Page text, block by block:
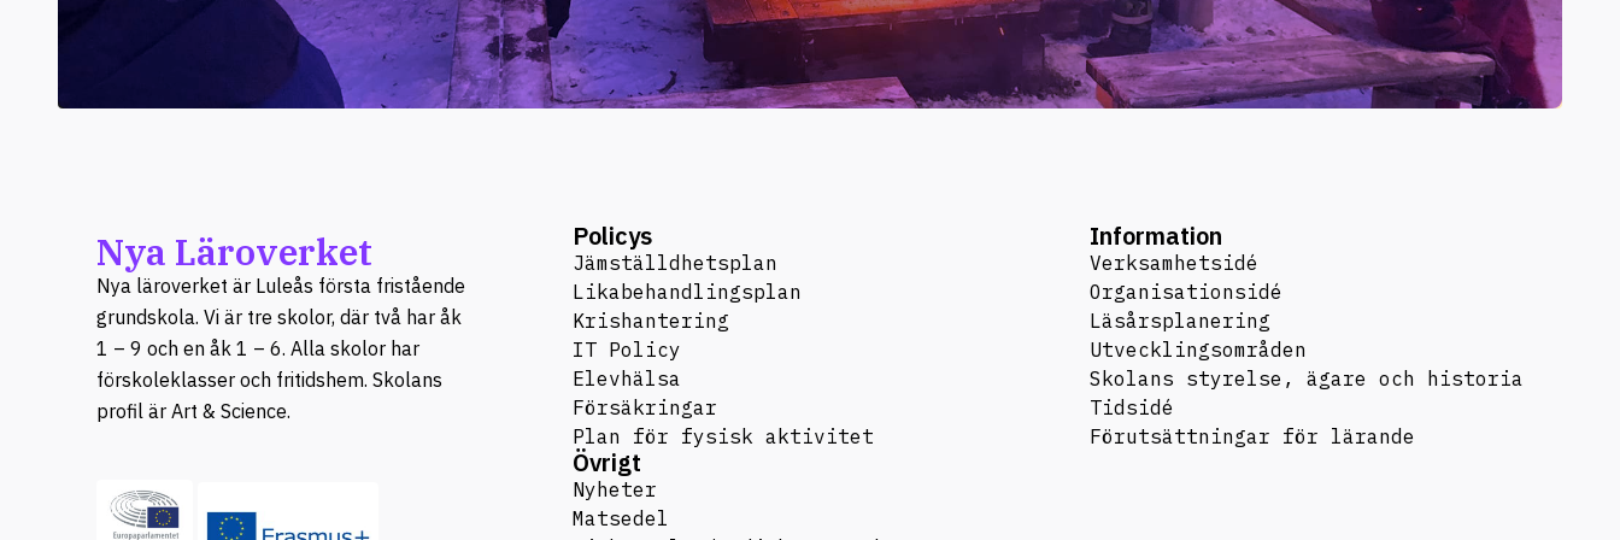
Nya Läroverket
Nya läroverket är Luleås första fristående
grundskola. Vi är tre skolor, där två har åk
1 – 9 och en åk 1 – 6. Alla skolor har
förskoleklasser och fritidshem. Skolans
profil är Art & Science.
Policys
Jämställdhetsplan
Likabehandlingsplan
Krishantering
IT Policy
Elevhälsa
Försäkringar
Plan för fysisk aktivitet
Information
Verksamhetsidé
Organisationsidé
Läsårsplanering
Utvecklingsområden
Skolans styrelse, ägare och historia
Tidsidé
Förutsättningar för lärande
Övrigt
Nyheter
Matsedel